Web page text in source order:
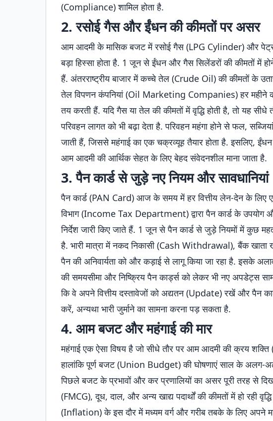
(Compliance) शामिल होता है.
2. रसोई गैस और ईंधन की कीमतों पर असर
आम आदमी के मासिक बजट में रसोई गैस (LPG Cylinder) और
बड़ा हिस्सा होता है. 1 जून से ईंधन और गैस सिलेंडरों की कीमतों में
हैं. अंतरराष्ट्रीय बाजार में कच्चे तेल (Crude Oil) की कीमतों के
तेल विपणन कंपनियां (Oil Marketing Companies) हर महीने
तय करती हैं. यदि गैस या तेल की कीमतों में वृद्धि होती है, तो यह
परिवहन लागत को भी बढ़ा देता है. परिवहन महंगा होने से फल,
जाती हैं, जिससे महंगाई का एक चक्रव्यूह तैयार होता है. इसलिए,
आम आदमी की आर्थिक सेहत के लिए बेहद संवेदनशील माना जाता है.
3. पैन कार्ड से जुड़े नए नियम और सावधानियां
पैन कार्ड (PAN Card) आज के समय में हर वित्तीय लेन-देन के लिए
विभाग (Income Tax Department) द्वारा पैन कार्ड के
निर्देश जारी किए जाते हैं. 1 जून से पैन कार्ड से जुड़े नियमों में कुछ
है. भारी मात्रा में नकद निकासी (Cash Withdrawal), बैंक खाता
पैन की अनिवार्यता को और कड़ाई से लागू किया जा रहा है. इसके
की समयसीमा और निष्क्रिय पैन कार्ड्स को लेकर भी नए अपडेट्स
कि वे अपने वित्तीय दस्तावेजों को अद्यतन (Update) रखें और पैन
करें, अन्यथा भारी जुर्माने का सामना करना पड़ सकता है.
4. आम बजट और महंगाई की मार
महंगाई एक ऐसा विषय है जो सीधे तौर पर आम आदमी की क्रय
हालांकि पूर्ण बजट (Union Budget) की घोषणाएं साल के अलग-
पिछले बजट के प्रभावों और कर प्रणालियों का असर पूरी तरह से
(FMCG), दूध, दाल, और अन्य खाद्य पदार्थों की कीमतों में हो रही
(Inflation) के इस दौर में मध्यम वर्ग और गरीब तबके के लिए अपने